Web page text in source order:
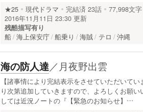
★25 現代ドラマ 完結済 23話
77,998文字
2016年11月11日 23:30 更新
残酷描写有り
船 海上保安庁 船乗り 海賊 テロ 沖縄
海の防人達／ 月夜野出雲
【諸事情により完結表示をさせていただいて
り次第追加していきますので、よろしくお願
しては近況ノートの『【緊急のお知らせ】…